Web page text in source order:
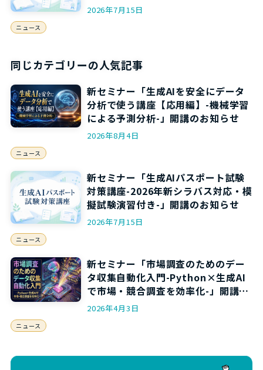
2026年7月15日
ニュース
同じカテゴリーの人気記事
新セミナー「生成AIを安全にデータ
分析で使う講座【応用編】-機械学習
による予測分析-」開講のお知らせ
2026年8月4日
ニュース
新セミナー「生成AIパスポート試験
対策講座-2026年新シラバス対応・模
擬試験演習付き-」開講のお知らせ
2026年7月15日
ニュース
新セミナー「市場調査のためのデー
タ収集自動化入門-Python×生成AI
で市場・競合調査を効率化-」開講の
お知らせ
2026年4月3日
ニュース